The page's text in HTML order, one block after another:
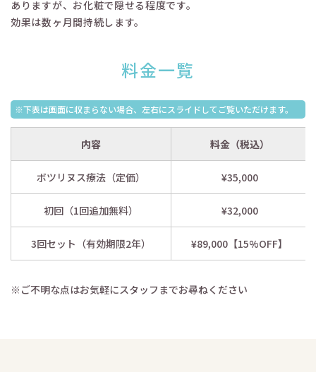
ありますが、お化粧で隠せる程度です。
効果は数ヶ月間持続します。
料金一覧
※下表は画面に収まらない場合、左右にスライドしてご覧いただけます。
内容 料金（税込）
ボツリヌス療法（定価） ¥35,000
初回（1回追加無料） ¥32,000
3回セット（有効期限2年） ¥89,000【15%OFF】
※ご不明な点はお気軽にスタッフまでお尋ねください